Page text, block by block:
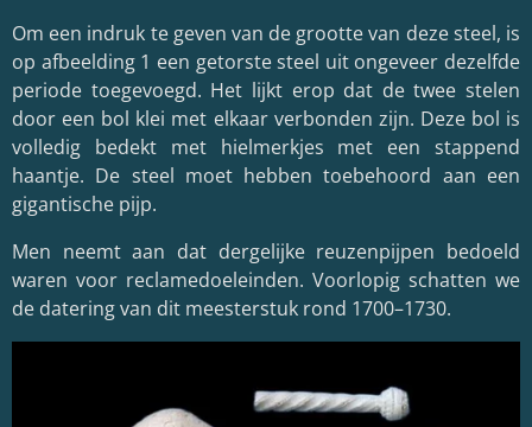
Om een indruk te geven van de grootte van deze steel, is
op afbeelding 1 een getorste steel uit ongeveer dezelfde
periode toegevoegd. Het lijkt erop dat de twee stelen
door een bol klei met elkaar verbonden zijn. Deze bol is
volledig bedekt met hielmerkjes met een stappend
haantje. De steel moet hebben toebehoord aan een
gigantische pijp.
Men neemt aan dat dergelijke reuzenpijpen bedoeld
waren voor reclamedoeleinden. Voorlopig schatten we
de datering van dit meesterstuk rond 1700–1730.